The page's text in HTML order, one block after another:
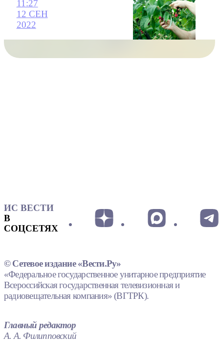
11:27
12 СЕН
2022
ИС ВЕСТИ
В
СОЦСЕТЯХ
© Сетевое издание «Вести.Ру»
«Федеральное государственное унитарное предприятие
Всероссийская государственная телевизионная и
радиовещательная компания» (ВГТРК).
Главный редактор
А. А. Филипповский